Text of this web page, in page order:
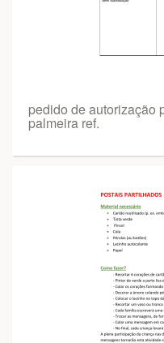
pedido de autorização
palmeira ref.